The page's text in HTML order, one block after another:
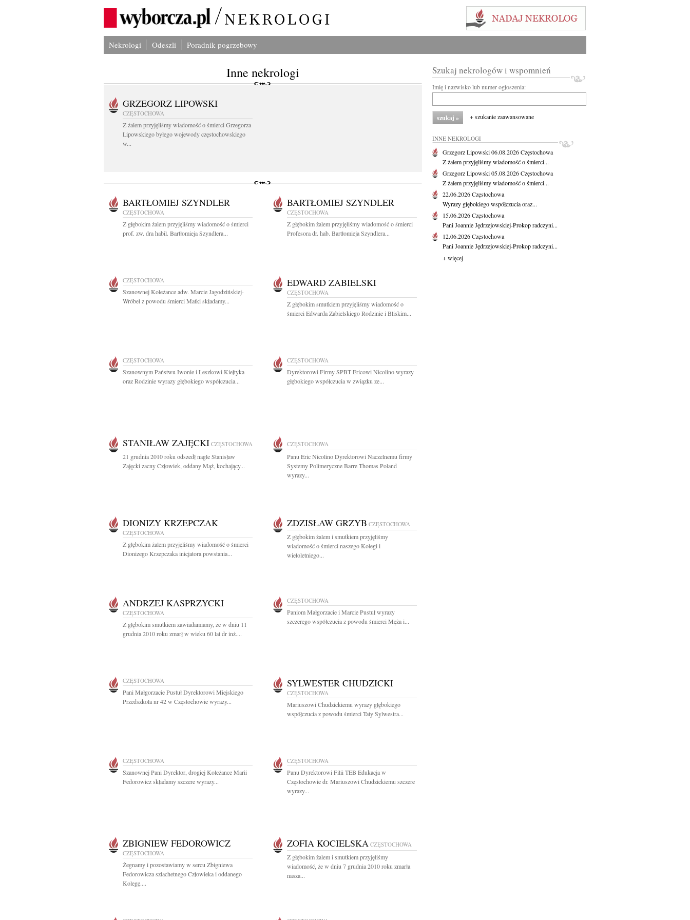
Nekrologi Odeszli Poradnik pogrzebowy
Inne nekrologi
GRZEGORZ LIPOWSKI
CZĘSTOCHOWA
Z żalem przyjęliśmy wiadomość o śmierci Grzegorza
Lipowskiego byłego wojewody częstochowskiego
w...
BARTŁOMIEJ SZYNDLER
CZĘSTOCHOWA
Z głębokim żalem przyjęliśmy wiadomość o śmierci
prof. zw. dra habil. Bartłomieja Szyndlera...
BARTŁOMIEJ SZYNDLER
CZĘSTOCHOWA
Z głębokim żalem przyjęliśmy wiadomość o śmierci
Profesora dr. hab. Bartłomieja Szyndlera...
CZĘSTOCHOWA
Szanownej Koleżance adw. Marcie Jagodzińskiej-
Wróbel z powodu śmierci Matki składamy...
EDWARD ZABIELSKI
CZĘSTOCHOWA
Z głębokim smutkiem przyjęliśmy wiadomość o
śmierci Edwarda Zabielskiego Rodzinie i Bliskim...
CZĘSTOCHOWA
Szanownym Państwu Iwonie i Leszkowi Kiełtyka
oraz Rodzinie wyrazy głębokiego współczucia...
CZĘSTOCHOWA
Dyrektorowi Firmy SPBT Ericowi Nicolino wyrazy
głębokiego współczucia w związku ze...
STANIŁAW ZAJĘCKI CZĘSTOCHOWA
21 grudnia 2010 roku odszedł nagle Stanisław
Zajęcki zacny Człowiek, oddany Mąż, kochający...
CZĘSTOCHOWA
Panu Eric Nicolino Dyrektorowi Naczelnemu firmy
Systemy Polimeryczne Barre Thomas Poland
wyrazy...
DIONIZY KRZEPCZAK
CZĘSTOCHOWA
Z głębokim żalem przyjęliśmy wiadomość o śmierci
Dionizego Krzepczaka inicjatora powstania...
ZDZISŁAW GRZYB CZĘSTOCHOWA
Z głębokim żalem i smutkiem przyjęliśmy
wiadomość o śmierci naszego Kolegi i
wieloletniego...
ANDRZEJ KASPRZYCKI
CZĘSTOCHOWA
Z głębokim smutkiem zawiadamiamy, że w dniu 11
grudnia 2010 roku zmarł w wieku 60 lat dr inż....
CZĘSTOCHOWA
Paniom Małgorzacie i Marcie Pustuł wyrazy
szczerego współczucia z powodu śmierci Męża i...
CZĘSTOCHOWA
Pani Małgorzacie Pustuł Dyrektorowi Miejskiego
Przedszkola nr 42 w Częstochowie wyrazy...
SYLWESTER CHUDZICKI
CZĘSTOCHOWA
Mariuszowi Chudzickiemu wyrazy głębokiego
współczucia z powodu śmierci Taty Sylwestra...
CZĘSTOCHOWA
Szanownej Pani Dyrektor, drogiej Koleżance Marii
Fedorowicz składamy szczere wyrazy...
CZĘSTOCHOWA
Panu Dyrektorowi Filii TEB Edukacja w
Częstochowie dr. Mariuszowi Chudzickiemu szczere
wyrazy...
ZBIGNIEW FEDOROWICZ
CZĘSTOCHOWA
Żegnamy i pozostawiamy w sercu Zbigniewa
Fedorowicza szlachetnego Człowieka i oddanego
Kolegę....
ZOFIA KOCIELSKA CZĘSTOCHOWA
Z głębokim żalem i smutkiem przyjęliśmy
wiadomość, że w dniu 7 grudnia 2010 roku zmarła
nasza...
Szukaj nekrologów i wspomnień
Imię i nazwisko lub numer ogłoszenia:
+ szukanie zaawansowane
INNE NEKROLOGI
Grzegorz Lipowski06.08.2026Częstochowa
Z żalem przyjęliśmy wiadomość o śmierci...
Grzegorz Lipowski05.08.2026Częstochowa
Z żalem przyjęliśmy wiadomość o śmierci...
22.06.2026Częstochowa
Wyrazy głębokiego współczucia oraz...
15.06.2026Częstochowa
Pani Joannie Jędrzejowskiej-Prokop radczyni...
12.06.2026Częstochowa
Pani Joannie Jędrzejowskiej-Prokop radczyni...
+ więcej